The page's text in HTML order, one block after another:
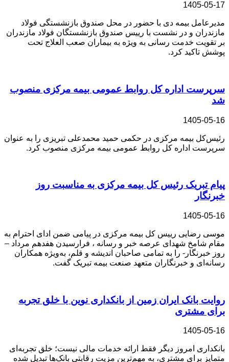
1405-05-17
مدیرعامل بیمه دی با حضور در محل صندوق بازنشستگی فولاد
مازندران و در نشست با رییس صندوق بازنشستگان‌ فولاد مازندران
بر تقویت خدمت رسانی به ویژه به بیماران صعب العلاج تحت
پوشش تاکید کرد.
سرپرست اداره كل روابط عمومی بیمه مركزی منصوب
شد
1405-05-16
رئیس‌کل بیمه مرکزی در حکمی حمید محمدعلی تبریزی را به عنوان
سرپرست اداره کل روابط عمومی بیمه مرکزی منصوب کرد.
پیام تبریک رئیس کل بیمه مرکزی به مناسبت روز
خبرنگار
1405-05-16
موسی رضایی رییس کل بیمه مرکزی در پیامی ضمن ادای احترام به
مقام شامخ شهدای عرصه خبر و رسانه ، فرارسیدن هفدهم مرداد –
روز خبرنگار- را به تمامی صاحبان اندیشه و قلم، به‌ویژه همکاران
رسانه‌ای و خبرنگاران متعهد صنعت بیمه تبریک گفت.
روایت بانک ایران زمین از بانکداری نوین با خلق تجربه
برای مشتری
1405-05-16
بانکداری امروز دیگر فقط ارائه خدمات مالی نیست؛ خلق تجربه‌ای
متمایز برای مشتری، به مهم‌ترین مزیت رقابتی بانک‌ها تبدیل شده